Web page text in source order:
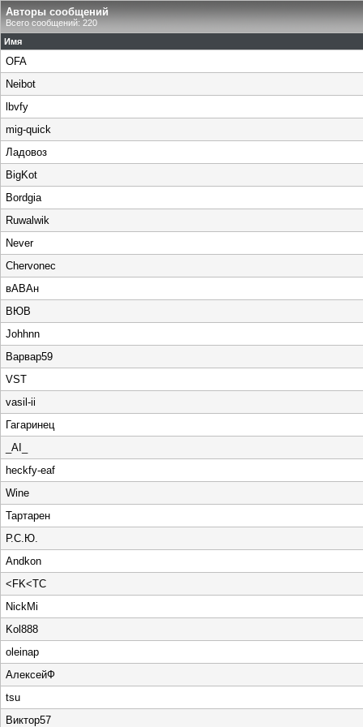
Авторы сообщений
Всего сообщений: 220
Имя
OFA
Neibot
lbvfy
mig-quick
Ладовоз
BigKot
Bordgia
Ruwalwik
Never
Chervonec
вАВАн
ВЮВ
Johhnn
Варвар59
VST
vasil-ii
Гагаринец
_AI_
heckfy-eaf
Wine
Тартарен
Р.С.Ю.
Andkon
<FK<TC
NickMi
Kol888
oleinap
АлексейФ
tsu
Виктор57